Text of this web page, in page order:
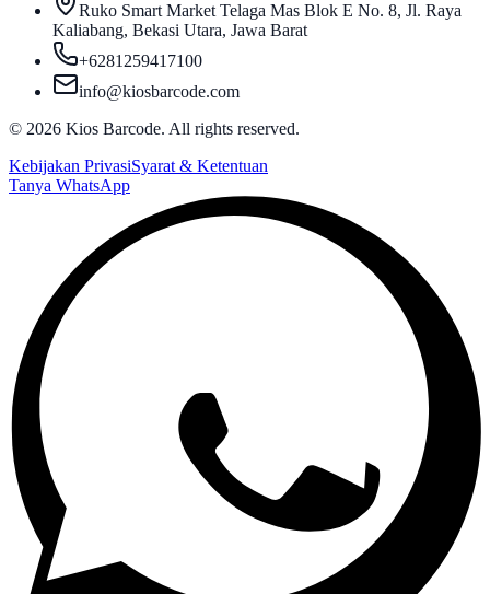
Ruko Smart Market Telaga Mas Blok E No. 8, Jl. Raya
Kaliabang, Bekasi Utara, Jawa Barat
+6281259417100
info@kiosbarcode.com
© 2026 Kios Barcode. All rights reserved.
Kebijakan PrivasiSyarat & Ketentuan
Tanya WhatsApp